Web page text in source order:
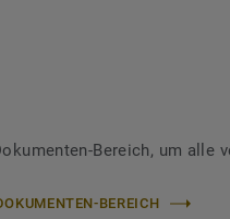
Bereich, um alle
BEREICH